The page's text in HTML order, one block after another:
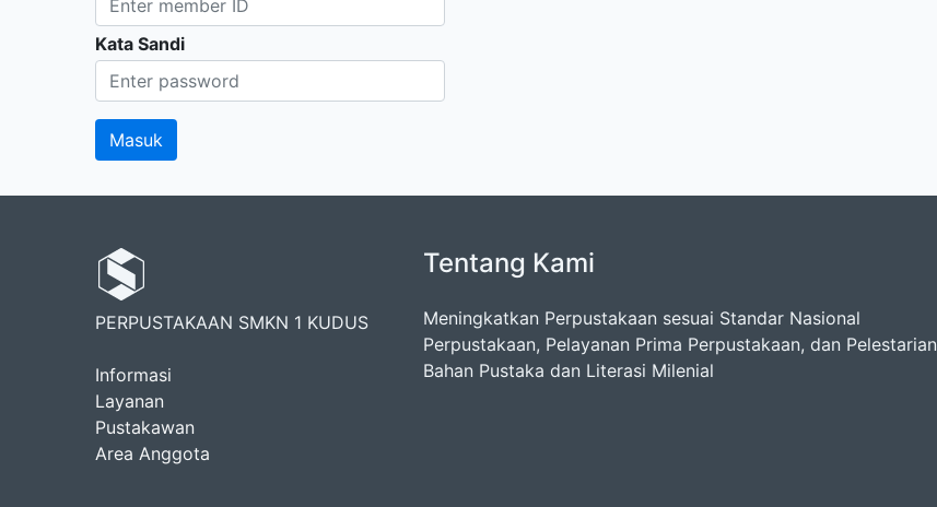
Kata Sandi
PERPUSTAKAAN SMKN 1 KUDUS
Informasi
Layanan
Pustakawan
Area Anggota
Tentang Kami
Meningkatkan Perpustakaan sesuai Standar Nasional
Perpustakaan, Pelayanan Prima Perpustakaan, dan Pelestarian
Bahan Pustaka dan Literasi Milenial